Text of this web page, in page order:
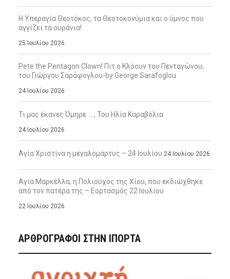
Η Υπεραγία Θεοτόκος, τα Θεοτοκονύμια και ο ύμνος που
αγγίζει τα ουράνια!
25 Ιουλίου 2026
Pete the Pentagon Clown! Πιτ ο Κλόουν του Πενταγώνου,
του Γιώργου Σαράφογλου-by George Sarafoglou
24 Ιουλίου 2026
Τι μας έκανες Όμηρε … , Του Ηλία Καραβόλια
24 Ιουλίου 2026
Αγία Χριστίνα η μεγαλομάρτυς – 24 Ιουλίου 24 Ιουλίου 2026
Αγία Μαρκέλλα, η Πολιούχος της Χίου, που εκδιώχθηκε
από τον πατέρα της – Εορτασμός 22 Ιουλίου
22 Ιουλίου 2026
ΑΡΘΡΟΓΡΑΦΟΙ ΣΤΗΝ IΠΟΡΤΑ